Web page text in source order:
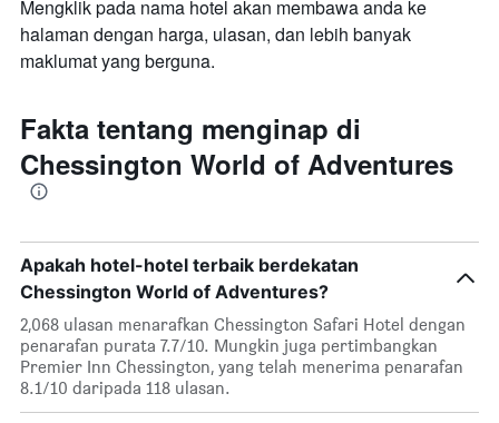
Mengklik pada nama hotel akan membawa anda ke
halaman dengan harga, ulasan, dan lebih banyak
maklumat yang berguna.
Fakta tentang menginap di
Chessington World of Adventures
Apakah hotel-hotel terbaik berdekatan
Chessington World of Adventures?
2,068 ulasan menarafkan Chessington Safari Hotel dengan
penarafan purata 7.7/10. Mungkin juga pertimbangkan
Premier Inn Chessington, yang telah menerima penarafan
8.1/10 daripada 118 ulasan.